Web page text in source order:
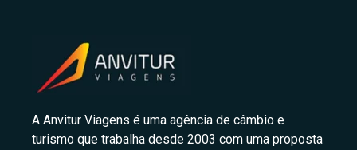
A Anvitur Viagens é uma agência de câmbio e
turismo que trabalha desde 2003 com uma proposta